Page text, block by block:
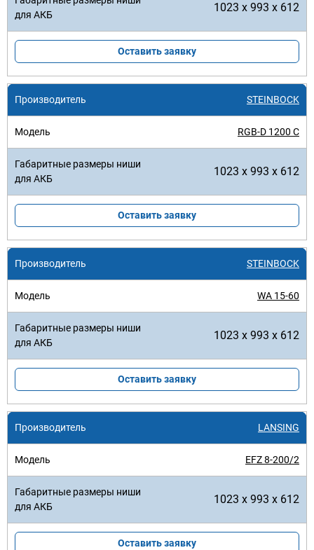
1023 x 993 x 612
Оставить заявку
STEINBOCK
RGB-D 1200 C
1023 x 993 x 612
Оставить заявку
STEINBOCK
WA 15-60
1023 x 993 x 612
Оставить заявку
LANSING
EFZ 8-200/2
1023 x 993 x 612
Оставить заявку